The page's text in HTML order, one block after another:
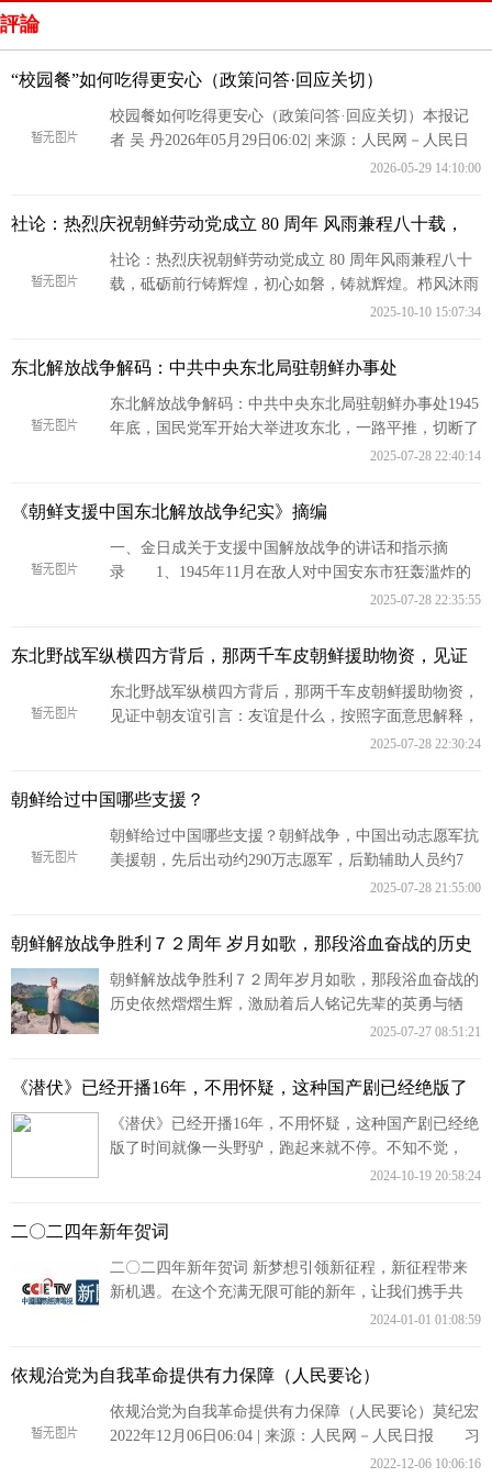
評論
“校园餐”如何吃得更安心（政策问答·回应关切）
校园餐如何吃得更安心（政策问答·回应关切）本报记
者 吴 丹2026年05月29日06:02| 来源：人民网－人民日
2026-05-29 14:10:00
社论：热烈庆祝朝鲜劳动党成立 80 周年 风雨兼程八十载，
社论：热烈庆祝朝鲜劳动党成立 80 周年风雨兼程八十
载，砥砺前行铸辉煌，初心如磐，铸就辉煌。栉风沐雨
2025-10-10 15:07:34
东北解放战争解码：中共中央东北局驻朝鲜办事处
东北解放战争解码：中共中央东北局驻朝鲜办事处1945
年底，国民党军开始大举进攻东北，一路平推，切断了
2025-07-28 22:40:14
《朝鲜支援中国东北解放战争纪实》摘编
一、金日成关于支援中国解放战争的讲话和指示摘
录 1、1945年11月在敌人对中国安东市狂轰滥炸的
情况下，金日成冒着生命危险跨过鸭绿江到2025-07-28 22:35:55
东北野战军纵横四方背后，那两千车皮朝鲜援助物资，见证
东北野战军纵横四方背后，那两千车皮朝鲜援助物资，
见证中朝友谊引言：友谊是什么，按照字面意思解释，
2025-07-28 22:30:24
朝鲜给过中国哪些支援？
朝鲜给过中国哪些支援？朝鲜战争，中国出动志愿军抗
美援朝，先后出动约290万志愿军，后勤辅助人员约7
万，工程兵超过20万人，总计约320万人2025-07-28 21:55:00
朝鲜解放战争胜利７２周年 岁月如歌，那段浴血奋战的历史
朝鲜解放战争胜利７２周年岁月如歌，那段浴血奋战的
历史依然熠熠生辉，激励着后人铭记先辈的英勇与牺
2025-07-27 08:51:21
《潜伏》已经开播16年，不用怀疑，这种国产剧已经绝版了
《潜伏》已经开播16年，不用怀疑，这种国产剧已经绝
版了时间就像一头野驴，跑起来就不停。不知不觉，
《潜伏》已经开播16年。多谢同行衬托，2024-10-19 20:58:24
二〇二四年新年贺词
二〇二四年新年贺词 新梦想引领新征程，新征程带来
新机遇。在这个充满无限可能的新年，让我们携手共
进，以坚定信念和不懈努力，共同迎接美2024-01-01 01:08:59
依规治党为自我革命提供有力保障（人民要论）
依规治党为自我革命提供有力保障（人民要论）莫纪宏
2022年12月06日06:04 | 来源：人民网－人民日报 习
2022-12-06 10:06:16